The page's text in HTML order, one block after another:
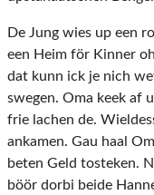
De Jung wies up een
een Heim för Kinner
dat kunn ick je nich
swegen. Oma keek af
frie lachen de.
ankamen. Gau haal
beten Geld tosteken.
böör dorbi beide